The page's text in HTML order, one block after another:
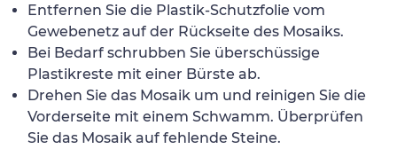
Entfernen Sie die Plastik-Schutzfolie vom
Gewebenetz auf der Rückseite des Mosaiks.
Bei Bedarf schrubben Sie überschüssige
Plastikreste mit einer Bürste ab.
Drehen Sie das Mosaik um und reinigen Sie die
Vorderseite mit einem Schwamm. Überprüfen
Sie das Mosaik auf fehlende Steine.